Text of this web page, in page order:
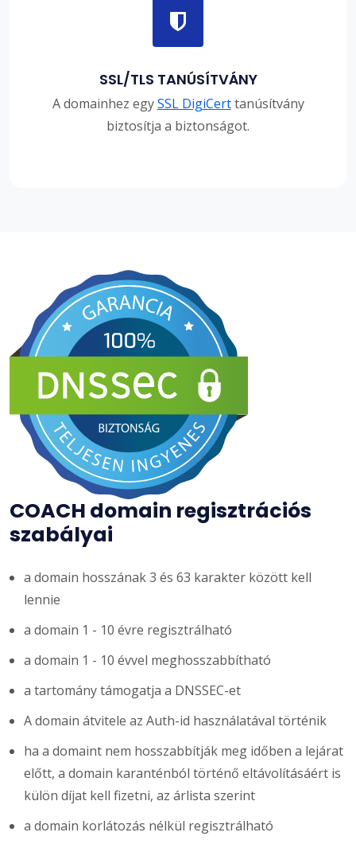
SSL/TLS TANÚSÍTVÁNY
A domainhez egySSL DigiCerttanúsítvány
biztosítja a biztonságot.
COACH domain regisztrációs
szabályai
a domain hosszának 3 és 63 karakter között kell
lennie
a domain 1 - 10 évre regisztrálható
a domain 1 - 10 évvel meghosszabbítható
a tartomány támogatja a DNSSEC-et
A domain átvitele az Auth-id használatával történik
ha a domaint nem hosszabbítják meg időben a lejárat
előtt, a domain karanténból történő eltávolításáért is
külön díjat kell fizetni, az árlista szerint
a domain korlátozás nélkül regisztrálható